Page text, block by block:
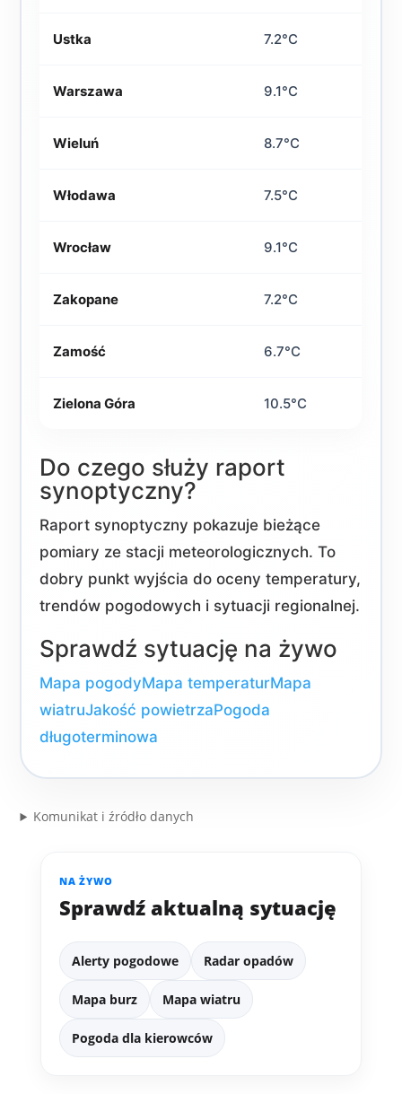
Ustka 7.2°C
Warszawa 9.1°C
Wieluń 8.7°C
Włodawa 7.5°C
Wrocław 9.1°C
Zakopane 7.2°C
Zamość 6.7°C
Zielona Góra 10.5°C
Do czego służy raport
synoptyczny?
Raport synoptyczny pokazuje bieżące
pomiary ze stacji meteorologicznych. To
dobry punkt wyjścia do oceny temperatury,
trendów pogodowych i sytuacji regionalnej.
Sprawdź sytuację na żywo
Mapa pogodyMapa temperaturMapa
wiatruJakość powietrzaPogoda
długoterminowa
Komunikat i źródło danych
NA ŻYWO
Sprawdź aktualną sytuację
Alerty pogodowe Radar opadów
Mapa burz Mapa wiatru
Pogoda dla kierowców